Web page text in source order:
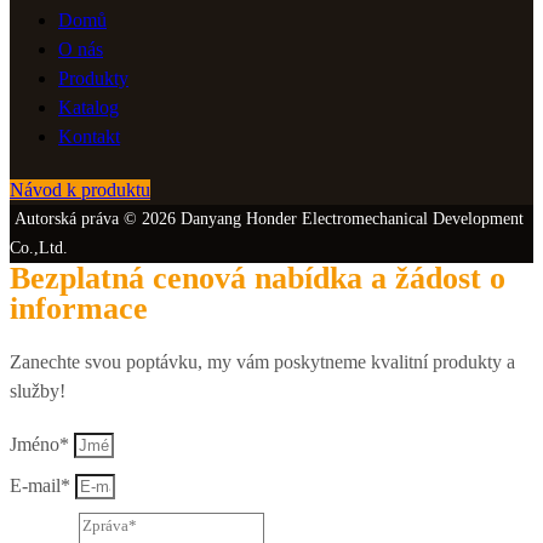
Domů
O nás
Produkty
Katalog
Kontakt
Návod k produktu
Autorská práva © 2026 Danyang Honder Electromechanical Development
Co.,Ltd.
Bezplatná cenová nabídka a žádost o
informace
Zanechte svou poptávku, my vám poskytneme kvalitní produkty a
služby!
Jméno*
E-mail*